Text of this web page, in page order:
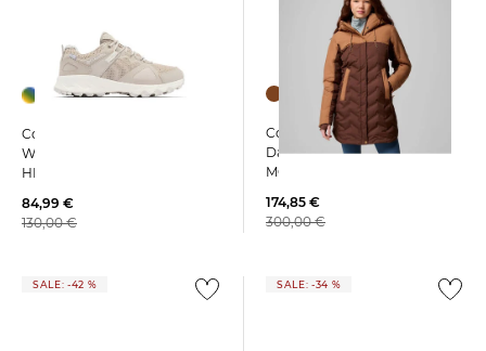
Columbia | Damen
Wanderschuhe PEAKFREAK
HERA II OUTDRY
84,99 €
130,00 €
Columbia | Damen
Daunenjacke mit Kapuze
MOUNTIAN CROO III MID
174,85 €
300,00 €
SALE: -42 % SALE: -34 %